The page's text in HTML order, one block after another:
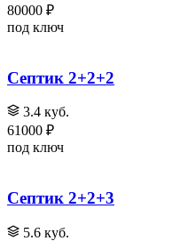
80000 ₽
под ключ
Септик 2+2+2
3.4 куб.
61000 ₽
под ключ
Септик 2+2+3
5.6 куб.